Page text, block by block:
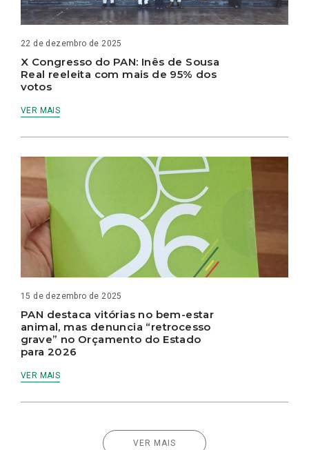
22 de dezembro de 2025
X Congresso do PAN: Inês de Sousa
Real reeleita com mais de 95% dos
votos
VER MAIS
15 de dezembro de 2025
PAN destaca vitórias no bem-estar
animal, mas denuncia “retrocesso
grave” no Orçamento do Estado
para 2026
VER MAIS
VER MAIS